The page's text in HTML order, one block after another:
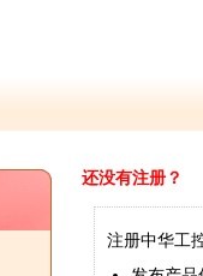
还没有注册？
注册中华工